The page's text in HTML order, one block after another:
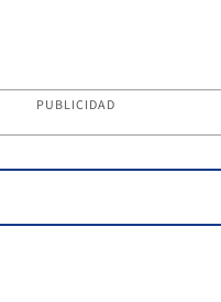
PUBLICIDAD